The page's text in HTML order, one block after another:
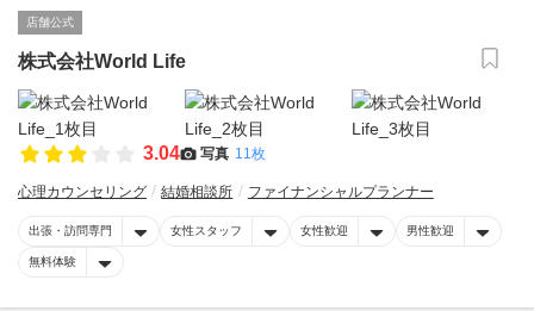
店舗公式
株式会社World Life
3.04 写真 11枚
心理カウンセリング 結婚相談所 ファイナンシャルプランナー
出張・訪問専門 女性スタッフ 女性歓迎 男性歓迎
無料体験